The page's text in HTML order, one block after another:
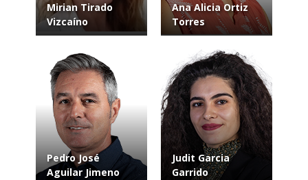
Mirian Tirado
Vizcaíno
Ana Alicia Ortiz
Torres
Pedro José
Aguilar Jimeno
Judit Garcia
Garrido